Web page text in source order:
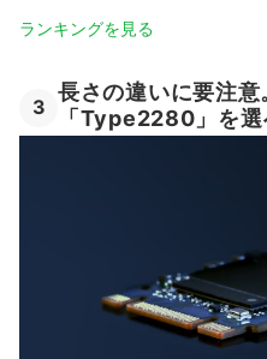
ランキングを見る
3
長さの違いに要注意
「Type2280」を